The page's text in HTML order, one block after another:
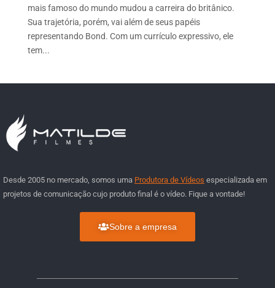
mais famoso do mundo mudou a carreira do britânico.
Sua trajetória, porém, vai além de seus papéis
representando Bond. Com um currículo expressivo, ele
tem...
Desde 2005 no mercado, somos uma Produtora de Vídeos especializada em
projetos de comunicação cujo produto final é o vídeo. Fique a vontade!
Sobre a empresa